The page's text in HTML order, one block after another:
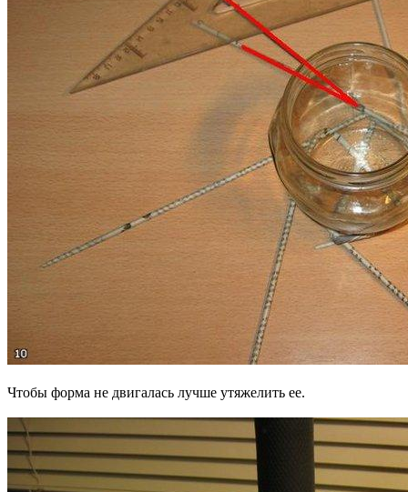
Чтобы форма не двигалась лучше утяжелить ее.